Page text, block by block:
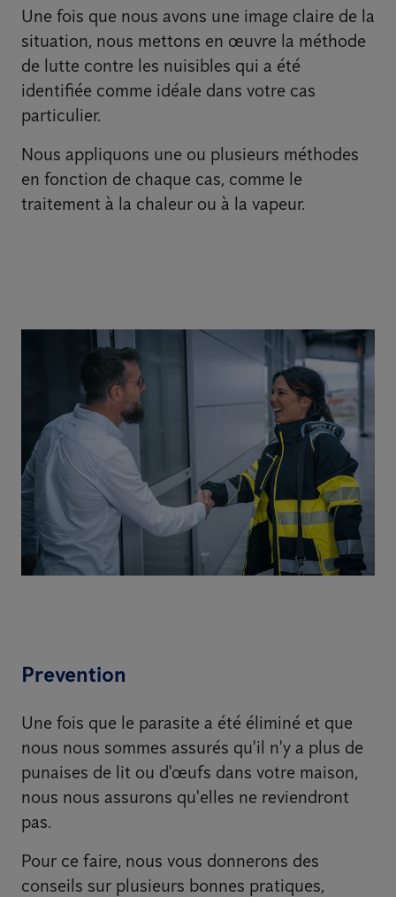
Une fois que nous avons une image claire de la
situation, nous mettons en œuvre la méthode
de lutte contre les nuisibles qui a été
identifiée comme idéale dans votre cas
particulier.
Nous appliquons une ou plusieurs méthodes
en fonction de chaque cas, comme le
traitement à la chaleur ou à la vapeur.
Prevention
Une fois que le parasite a été éliminé et que
nous nous sommes assurés qu'il n'y a plus de
punaises de lit ou d'œufs dans votre maison,
nous nous assurons qu'elles ne reviendront
pas.
Pour ce faire, nous vous donnerons des
conseils sur plusieurs bonnes pratiques,